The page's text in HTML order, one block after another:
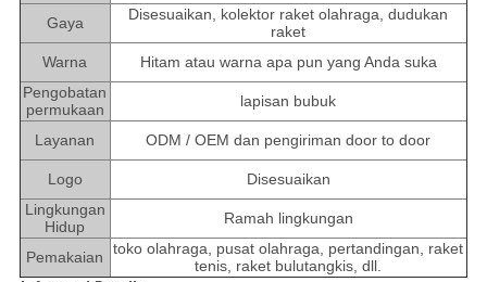
Gaya
Disesuaikan, kolektor raket olahraga, dudukan
raket
Warna
Hitam atau warna apa pun yang Anda suka
Pengobatan
permukaan
lapisan bubuk
Layanan ODM / OEM dan pengiriman door to door
Logo
Disesuaikan
Lingkungan
Hidup
Ramah lingkungan
Pemakaian
toko olahraga, pusat olahraga, pertandingan, raket
tenis, raket bulutangkis, dll.